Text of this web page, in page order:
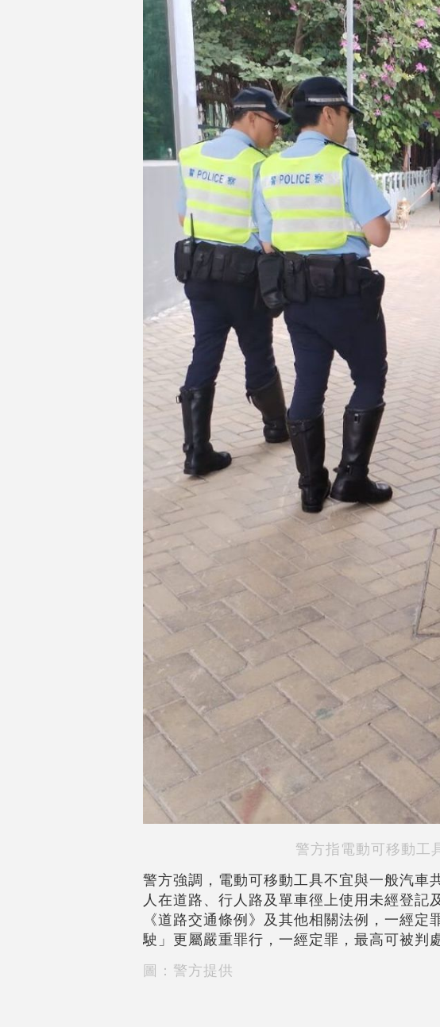
警方指電動可移動工
警方強調，電動可移動工具不宜與一般汽車
人在道路、行人路及單車徑上使用未經登
《道路交通條例》及其他相關法例，一經
駛」更屬嚴重罪行，一經定罪，最高可被判
圖：警方提供